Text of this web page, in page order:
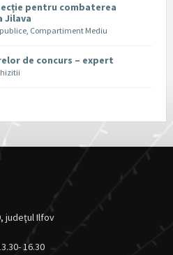
pentru combaterea
Jilava
, Compartiment Mediu
de concurs – expert
judeţul Ilfov
16.30